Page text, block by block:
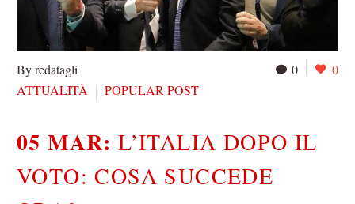
0 0
By redatagli
ATTUALITÀ
POPULAR POST
05 MAR:L’ITALIA DOPO IL
VOTO: COSA SUCCEDE